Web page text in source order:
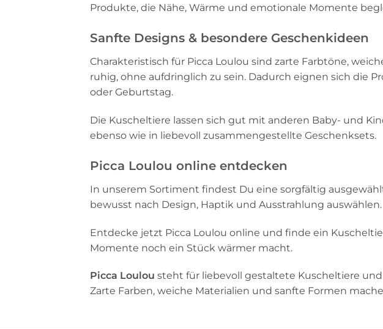
Produkte, die Nähe, Wärme und emotionale Momente
Sanfte Designs & besondere Geschenkideen
Charakteristisch für Picca Loulou sind zarte Farbtöne,
ruhig, ohne aufdringlich zu sein. Dadurch eignen sich die
oder Geburtstag.
Die Kuscheltiere lassen sich gut mit anderen Baby- und
ebenso wie in liebevoll zusammengestellte Geschenksets.
Picca Loulou online entdecken
In unserem Sortiment findest Du eine sorgfältig
bewusst nach Design, Haptik und Ausstrahlung auswählen.
Entdecke jetzt Picca Loulou online und finde ein
Momente noch ein Stück wärmer macht.
Picca Loulou steht für liebevoll gestaltete Kuscheltiere
Zarte Farben, weiche Materialien und sanfte Formen